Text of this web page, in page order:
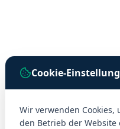
Cookie-
Wir verwenden
den Betrieb der Website